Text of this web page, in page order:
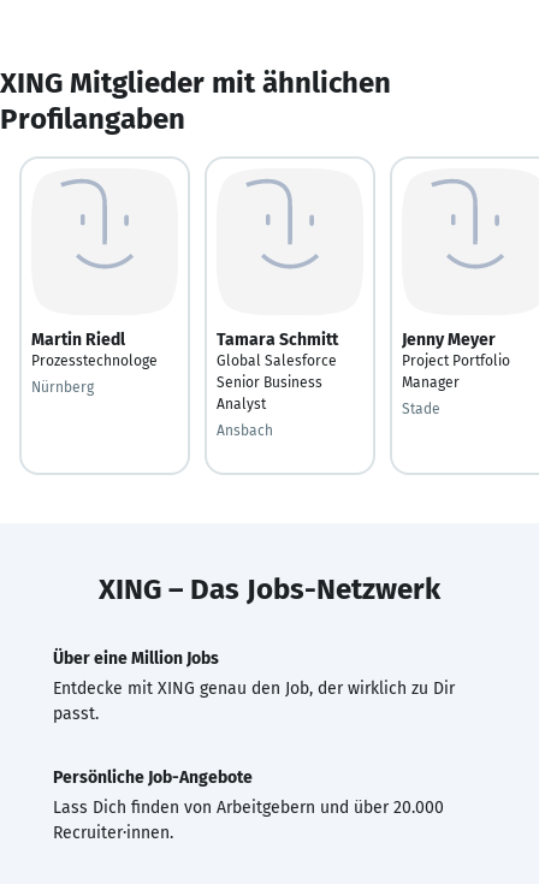
XING Mitglieder mit ähnlichen
Profilangaben
Martin Riedl
Prozesstechnologe
Nürnberg
Tamara Schmitt
Global Salesforce
Senior Business
Analyst
Ansbach
Jenny Meyer
Project Portfolio
Manager
Stade
XING – Das Jobs-Netzwerk
Über eine Million Jobs
Entdecke mit XING genau den Job, der wirklich zu Dir
passt.
Persönliche Job-Angebote
Lass Dich finden von Arbeitgebern und über 20.000
Recruiter·innen.